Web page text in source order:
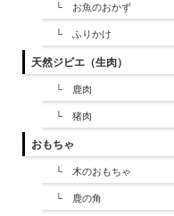
└ お魚のおかず
└ ふりかけ
天然ジビエ（生肉）
└ 鹿肉
└ 猪肉
おもちゃ
└ 木のおもちゃ
└ 鹿の角